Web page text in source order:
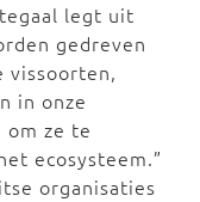
legt uit
gedreven
vissoorten,
in onze
ze te
ecosysteem.”
organisaties